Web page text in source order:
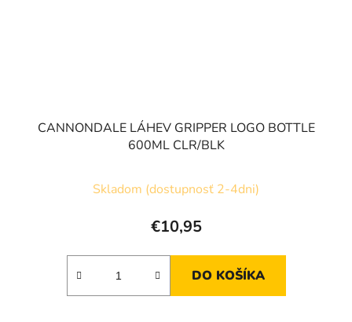
CANNONDALE LÁHEV GRIPPER LOGO BOTTLE
600ML CLR/BLK
Skladom (dostupnosť 2-4dni)
€10,95
DO KOŠÍKA